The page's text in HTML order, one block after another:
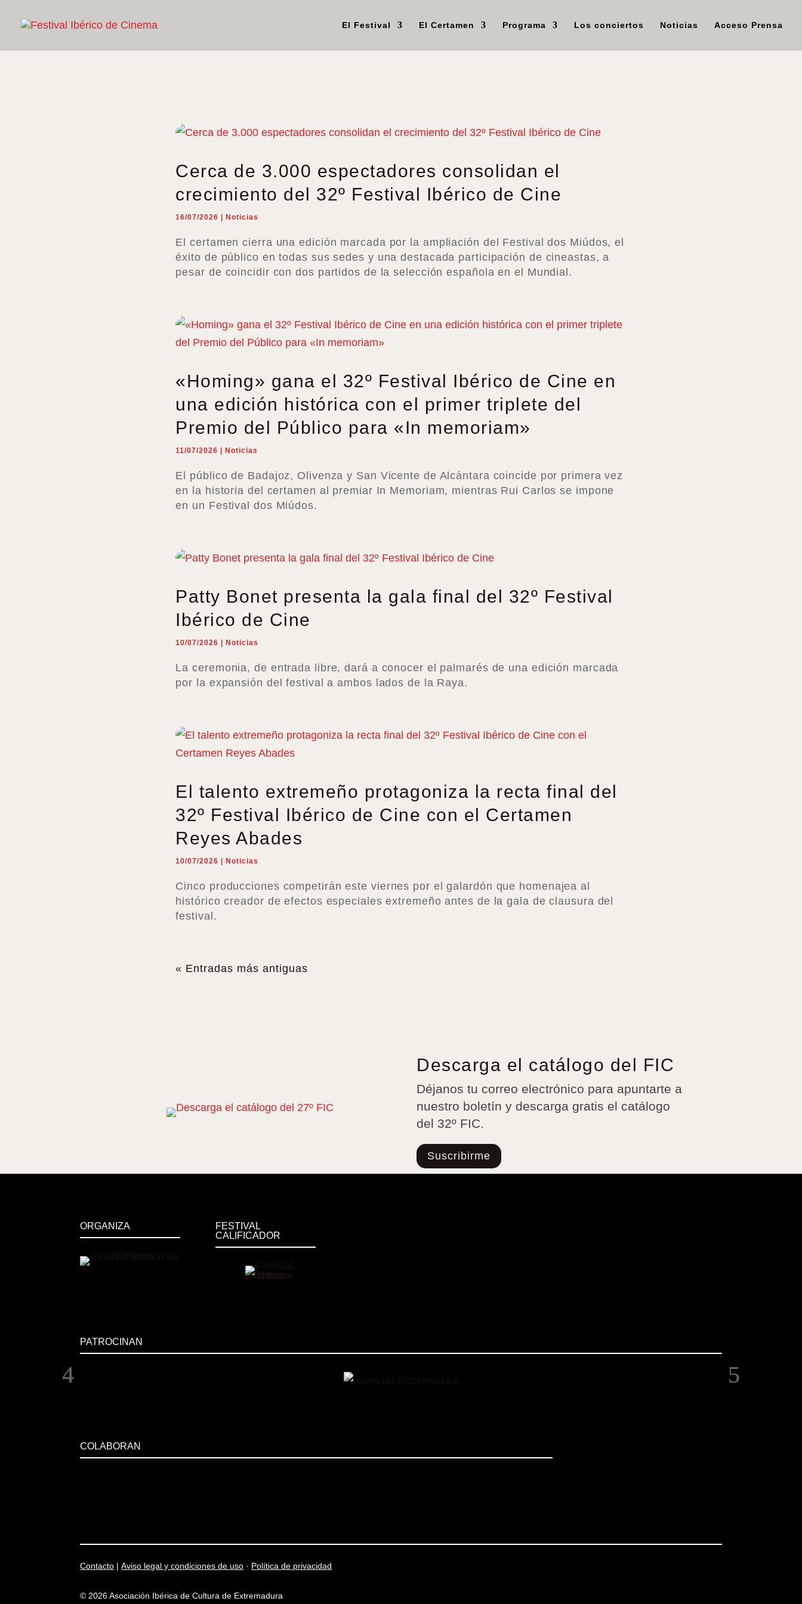
El Festival El Certamen Programa Los conciertos Noticias Acceso Prensa
Cerca de 3.000 espectadores consolidan el
crecimiento del 32º Festival Ibérico de Cine
16/07/2026 |Noticias
El certamen cierra una edición marcada por la ampliación del Festival dos Miúdos, el
éxito de público en todas sus sedes y una destacada participación de cineastas, a
pesar de coincidir con dos partidos de la selección española en el Mundial.
«Homing» gana el 32º Festival Ibérico de Cine en
una edición histórica con el primer triplete del
Premio del Público para «In memoriam»
11/07/2026 |Noticias
El público de Badajoz, Olivenza y San Vicente de Alcántara coincide por primera vez
en la historia del certamen al premiar In Memoriam, mientras Rui Carlos se impone
en un Festival dos Miúdos.
Patty Bonet presenta la gala final del 32º Festival
Ibérico de Cine
10/07/2026 |Noticias
La ceremonia, de entrada libre, dará a conocer el palmarés de una edición marcada
por la expansión del festival a ambos lados de la Raya.
El talento extremeño protagoniza la recta final del
32º Festival Ibérico de Cine con el Certamen
Reyes Abades
10/07/2026 |Noticias
Cinco producciones competirán este viernes por el galardón que homenajea al
histórico creador de efectos especiales extremeño antes de la gala de clausura del
festival.
« Entradas más antiguas
Descarga el catálogo del FIC
Déjanos tu correo electrónico para apuntarte a
nuestro boletín y descarga gratis el catálogo
del 32º FIC.
Suscribirme
ORGANIZA
FESTIVAL
CALIFICADOR
PATROCINAN
COLABORAN
Contacto |Aviso legal y condiciones de uso · Política de privacidad
© 2026 Asociación Ibérica de Cultura de Extremadura